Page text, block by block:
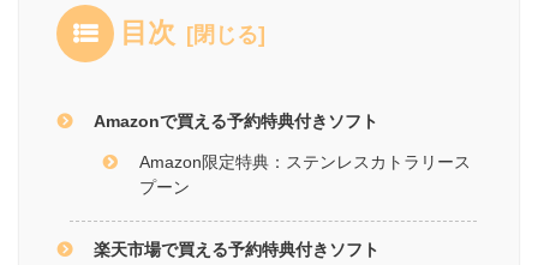
目次
Amazonで買える予約特典付きソフト
Amazon限定特典：ステンレスカトラリース
プーン
楽天市場で買える予約特典付きソフト